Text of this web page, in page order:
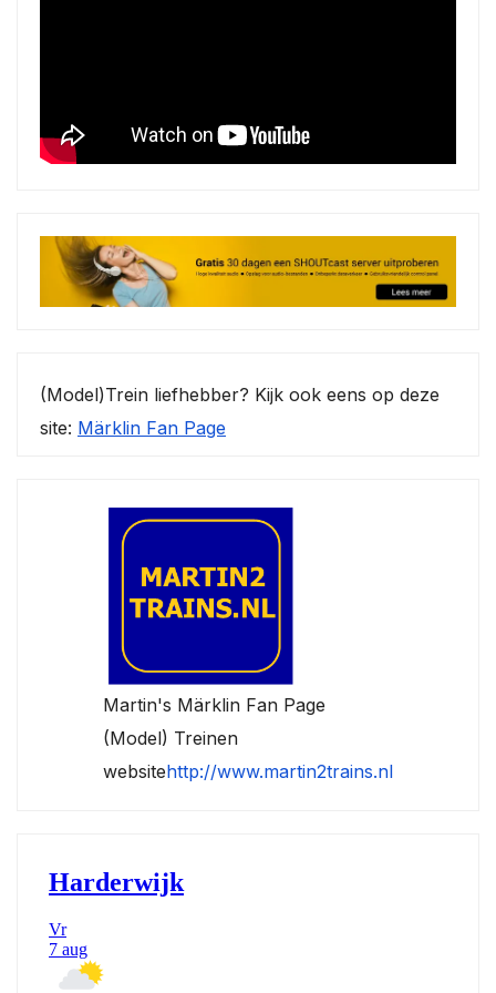
(Model)Trein liefhebber? Kijk ook eens op deze
site: Märklin Fan Page
Martin's Märklin Fan Page
(Model) Treinen
websitehttp://www.martin2trains.nl